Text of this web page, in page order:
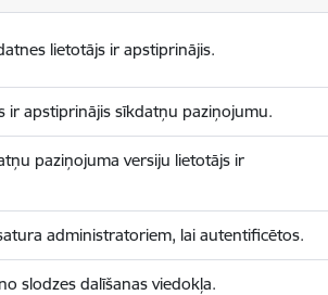
lietotājs ir apstiprinājis.
ir apstiprinājis sīkdatņu paziņojumu.
paziņojuma versiju lietotājs ir
administratoriem, lai autentificētos.
slodzes dalīšanas viedokļa.